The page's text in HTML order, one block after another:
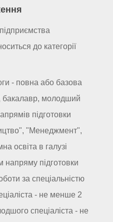
до категорії
- повна або базова
бакалавр, молодший
підготовки
"Менеджмент",
освіта в галузі
напряму підготовки
за спеціальністю
- не менше 2
спеціаліста - не